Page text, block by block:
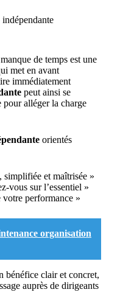
de temps est une
met en avant
immédiatement
peut ainsi se
alléger la charge
orientés
simplifiée et maîtrisée »
vous sur l’essentiel »
votre performance »
organisation
bénéfice clair et concret,
auprès de dirigeants